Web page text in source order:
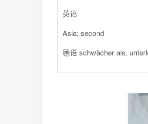
英语
Asia; second
德语 schwächer als,